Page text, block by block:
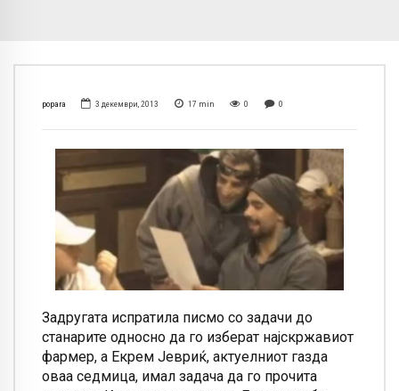
popara 3 декември, 2013 17 min 0 0
Задругата испратила писмо со задачи до
станарите односно да го изберат најскржавиот
фармер, а Екрем Јевриќ, актуелниот газда
оваа седмица, имал задача да го прочита